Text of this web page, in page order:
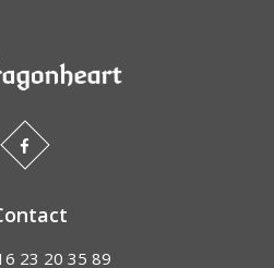
23 20 35 89